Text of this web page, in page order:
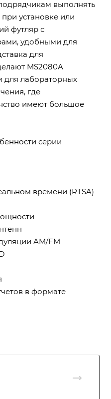
выполнять
установке или
футляр с
удобными для
для
MS2080A
для лабораторных
где
имеют большое
серии
времени (RTSA)
AM/FM
в формате